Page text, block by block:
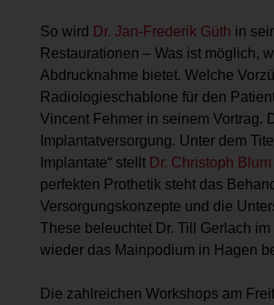
So wird Dr. Jan-Frederik Güth in
Restaurationen – Was ist möglich,
Abdrucknahme bietet. Welche
Radiologieschablone für den
Vincent Fehmer in seinem Vortrag.
Implantatversorgung. Unter dem
Implantate“ stellt Dr. Christoph Blum
perfekten Prothetik steht das
Versorgungskonzepte und die
These beleuchtet Dr. Till Gerlach
wieder das Mainpodium in Hagen
Die zahlreichen Workshops am